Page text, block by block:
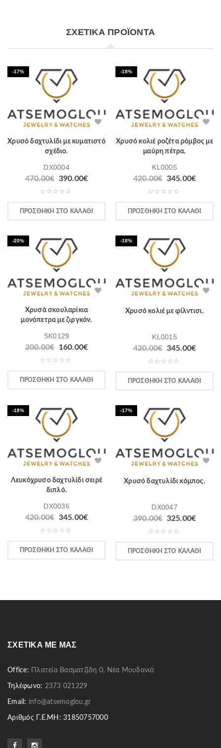
ΣΧΕΤΙΚΆ ΠΡΟΪΌΝΤΑ
-17%
Χρυσό δαχτυλίδι με κυματιστό
σχέδιο.
DX0004
470.00€ 390.00€
ΠΡΟΣΘΉΚΗ ΣΤΟ ΚΑΛΆΘΙ
-18%
Χρυσό κολιέ ροζέτα ρόμβος με
μαύρη πέτρα.
KL0005
420.00€ 345.00€
ΠΡΟΣΘΉΚΗ ΣΤΟ ΚΑΛΆΘΙ
-20%
Χρυσά σκουλαρίκια
μονόπετρα με ζιργκόν.
SK0129
200.00€ 160.00€
ΠΡΟΣΘΉΚΗ ΣΤΟ ΚΑΛΆΘΙ
-18%
Χρυσό κολιέ με φίλντισι.
KL0015
420.00€ 345.00€
ΠΡΟΣΘΉΚΗ ΣΤΟ ΚΑΛΆΘΙ
-18%
Λευκόχρυσο δαχτυλίδι σειρέ
διπλό.
DX0036
420.00€ 345.00€
ΠΡΟΣΘΉΚΗ ΣΤΟ ΚΑΛΆΘΙ
-17%
Χρυσό δαχτυλίδι κόμπος.
DX0047
390.00€ 325.00€
ΠΡΟΣΘΉΚΗ ΣΤΟ ΚΑΛΆΘΙ
ΣΧΕΤΙΚΆ ΜΕ ΜΑΣ
Office: Πλατεία Βασματζίδη 0, Νέα Μουδανιά
Τηλέφωνο: 2373 021229
Email: info@atsemoglou.gr
Αριθμός Γ.Ε.ΜΗ: 31850757000